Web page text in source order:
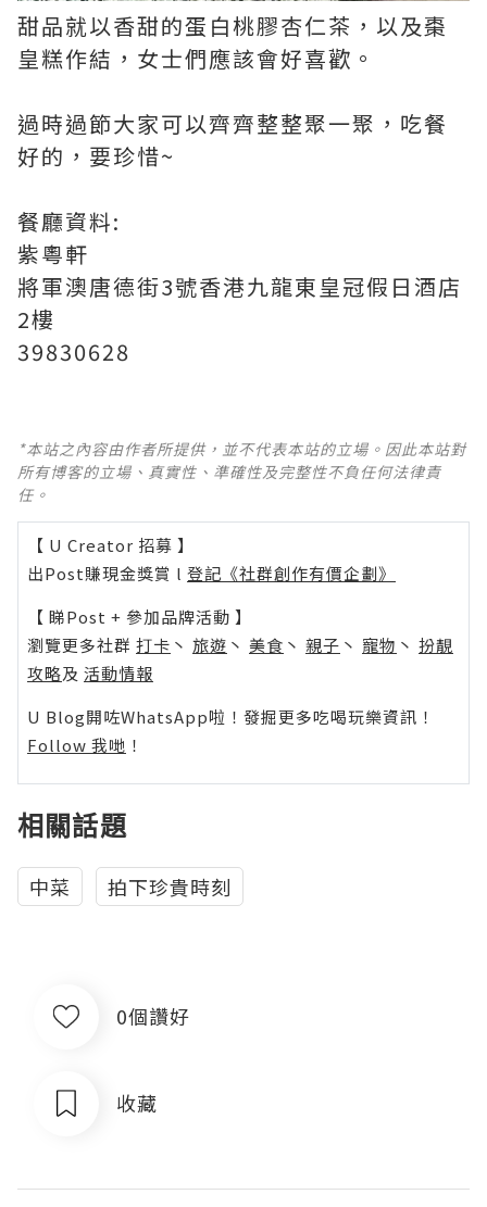
甜品就以香甜的蛋白桃膠杏仁茶，以及棗
皇糕作結，女士們應該會好喜歡。
過時過節大家可以齊齊整整聚一聚，吃餐
好的，要珍惜~
餐廳資料:
紫粵軒
將軍澳唐德街3號香港九龍東皇冠假日酒店
2樓
39830628
*本站之內容由作者所提供，並不代表本站的立場。因此本站對
所有博客的立場、真實性、準確性及完整性不負任何法律責
任。
【 U Creator 招募 】
出Post賺現金獎賞 l 登記《社群創作有價企劃》
【 睇Post + 參加品牌活動 】
瀏覽更多社群 打卡 丶 旅遊 丶 美食 丶 親子 丶 寵物 丶 扮靚
攻略及 活動情報
U Blog開咗WhatsApp啦！發掘更多吃喝玩樂資訊！
Follow 我哋 ！
相關話題
中菜 拍下珍貴時刻
0個讚好
收藏